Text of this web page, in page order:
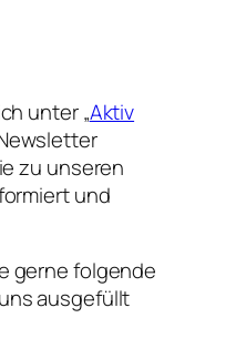
unter „Aktiv
zu unseren
und
gerne folgende
ausgefüllt